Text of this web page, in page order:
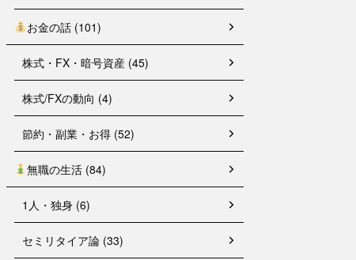
お金の話 (101)
株式・FX・暗号資産 (45)
株式/FXの動向 (4)
節約・副業・お得 (52)
無職の生活 (84)
1人・独身 (6)
セミリタイア論 (33)